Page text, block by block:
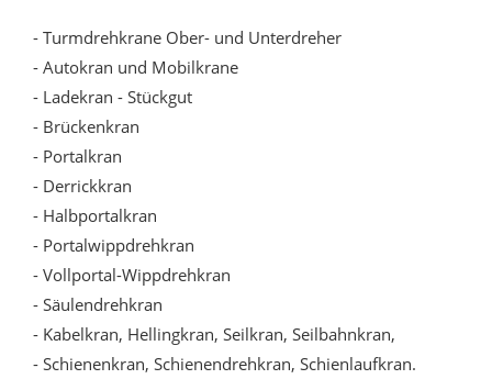
- Turmdrehkrane Ober- und Unterdreher
- Autokran und Mobilkrane
- Ladekran - Stückgut
- Brückenkran
- Portalkran
- Derrickkran
- Halbportalkran
- Portalwippdrehkran
- Vollportal-Wippdrehkran
- Säulendrehkran
- Kabelkran, Hellingkran, Seilkran, Seilbahnkran,
- Schienenkran, Schienendrehkran, Schienlaufkran.